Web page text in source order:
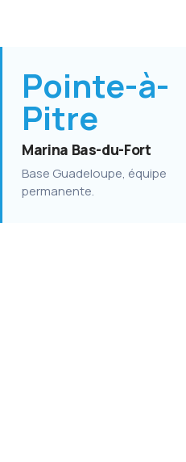
Pointe-à-
Pitre
Marina Bas-du-Fort
Base Guadeloupe, équipe
permanente.